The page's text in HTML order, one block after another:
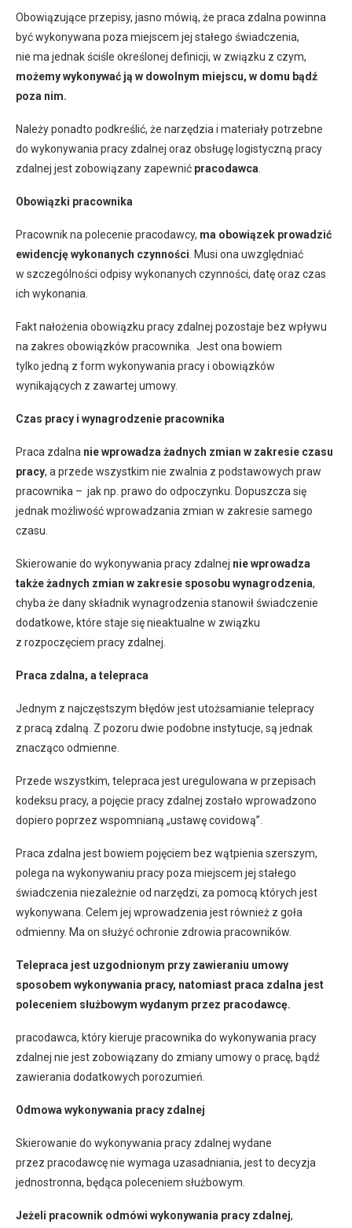
Obowiązujące przepisy, jasno mówią, że praca zdalna powinna
być wykonywana poza miejscem jej stałego świadczenia,
nie ma jednak ściśle określonej definicji, w związku z czym,
możemy wykonywać ją w dowolnym miejscu, w domu bądź
poza nim.
Należy ponadto podkreślić, że narzędzia i materiały potrzebne
do wykonywania pracy zdalnej oraz obsługę logistyczną pracy
zdalnej jest zobowiązany zapewnić pracodawca.
Obowiązki pracownika
Pracownik na polecenie pracodawcy, ma obowiązek prowadzić
ewidencję wykonanych czynności. Musi ona uwzględniać
w szczególności odpisy wykonanych czynności, datę oraz czas
ich wykonania.
Fakt nałożenia obowiązku pracy zdalnej pozostaje bez wpływu
na zakres obowiązków pracownika. Jest ona bowiem
tylko jedną z form wykonywania pracy i obowiązków
wynikających z zawartej umowy.
Czas pracy i wynagrodzenie pracownika
Praca zdalna nie wprowadza żadnych zmian w zakresie czasu
pracy, a przede wszystkim nie zwalnia z podstawowych praw
pracownika – jak np. prawo do odpoczynku. Dopuszcza się
jednak możliwość wprowadzania zmian w zakresie samego
czasu.
Skierowanie do wykonywania pracy zdalnej nie wprowadza
także żadnych zmian w zakresie sposobu wynagrodzenia,
chyba że dany składnik wynagrodzenia stanowił świadczenie
dodatkowe, które staje się nieaktualne w związku
z rozpoczęciem pracy zdalnej.
Praca zdalna, a telepraca
Jednym z najczęstszym błędów jest utożsamianie telepracy
z pracą zdalną. Z pozoru dwie podobne instytucje, są jednak
znacząco odmienne.
Przede wszystkim, telepraca jest uregulowana w przepisach
kodeksu pracy, a pojęcie pracy zdalnej zostało wprowadzono
dopiero poprzez wspomnianą „ustawę covidową”.
Praca zdalna jest bowiem pojęciem bez wątpienia szerszym,
polega na wykonywaniu pracy poza miejscem jej stałego
świadczenia niezależnie od narzędzi, za pomocą których jest
wykonywana. Celem jej wprowadzenia jest również z goła
odmienny. Ma on służyć ochronie zdrowia pracowników.
Telepraca jest uzgodnionym przy zawieraniu umowy
sposobem wykonywania pracy, natomiast praca zdalna jest
poleceniem służbowym wydanym przez pracodawcę.
pracodawca, który kieruje pracownika do wykonywania pracy
zdalnej nie jest zobowiązany do zmiany umowy o pracę, bądź
zawierania dodatkowych porozumień.
Odmowa wykonywania pracy zdalnej
Skierowanie do wykonywania pracy zdalnej wydane
przez pracodawcę nie wymaga uzasadniania, jest to decyzja
jednostronna, będąca poleceniem służbowym.
Jeżeli pracownik odmówi wykonywania pracy zdalnej,